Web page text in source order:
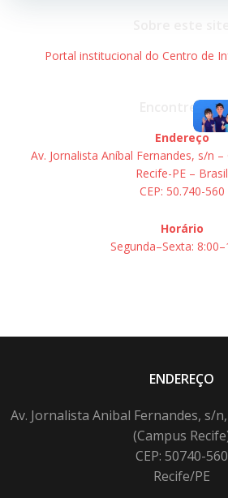
Portal institucional do Centro de
Encontre-nos
Endereço
Av. Jornalista Aníbal Fernandes, s/n
Recife-PE – Brasil
CEP: 50.740-560
Horário
Segunda–Sexta:
ENDEREÇO
Av. Jornalista Anibal Fernandes, s/
(Campus
CEP: 50740-560
Recife/PE